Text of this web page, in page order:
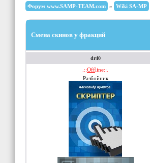
Форум www.SAMP-TEAM.com » Wiki SA-MP
Смена скинов у фракций
dr40
.::Offline::.
Разбойник